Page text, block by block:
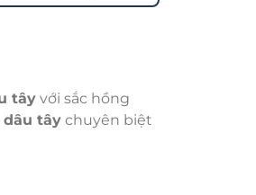
tây với sắc hồng
dâu tây chuyên biệt